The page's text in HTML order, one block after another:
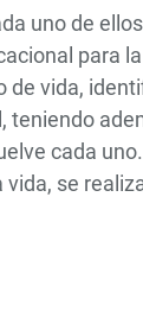
uno de
para
de vida,
teniendo
cada
se